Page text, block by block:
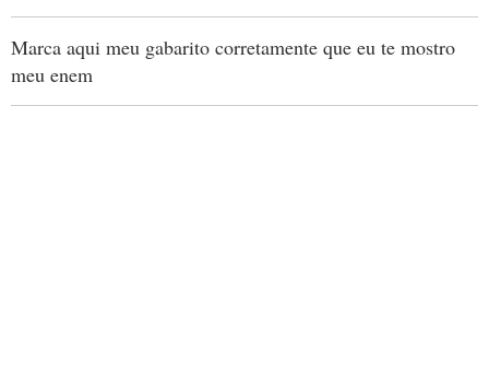
Marca aqui meu gabarito corretamente que eu te mostro
meu enem